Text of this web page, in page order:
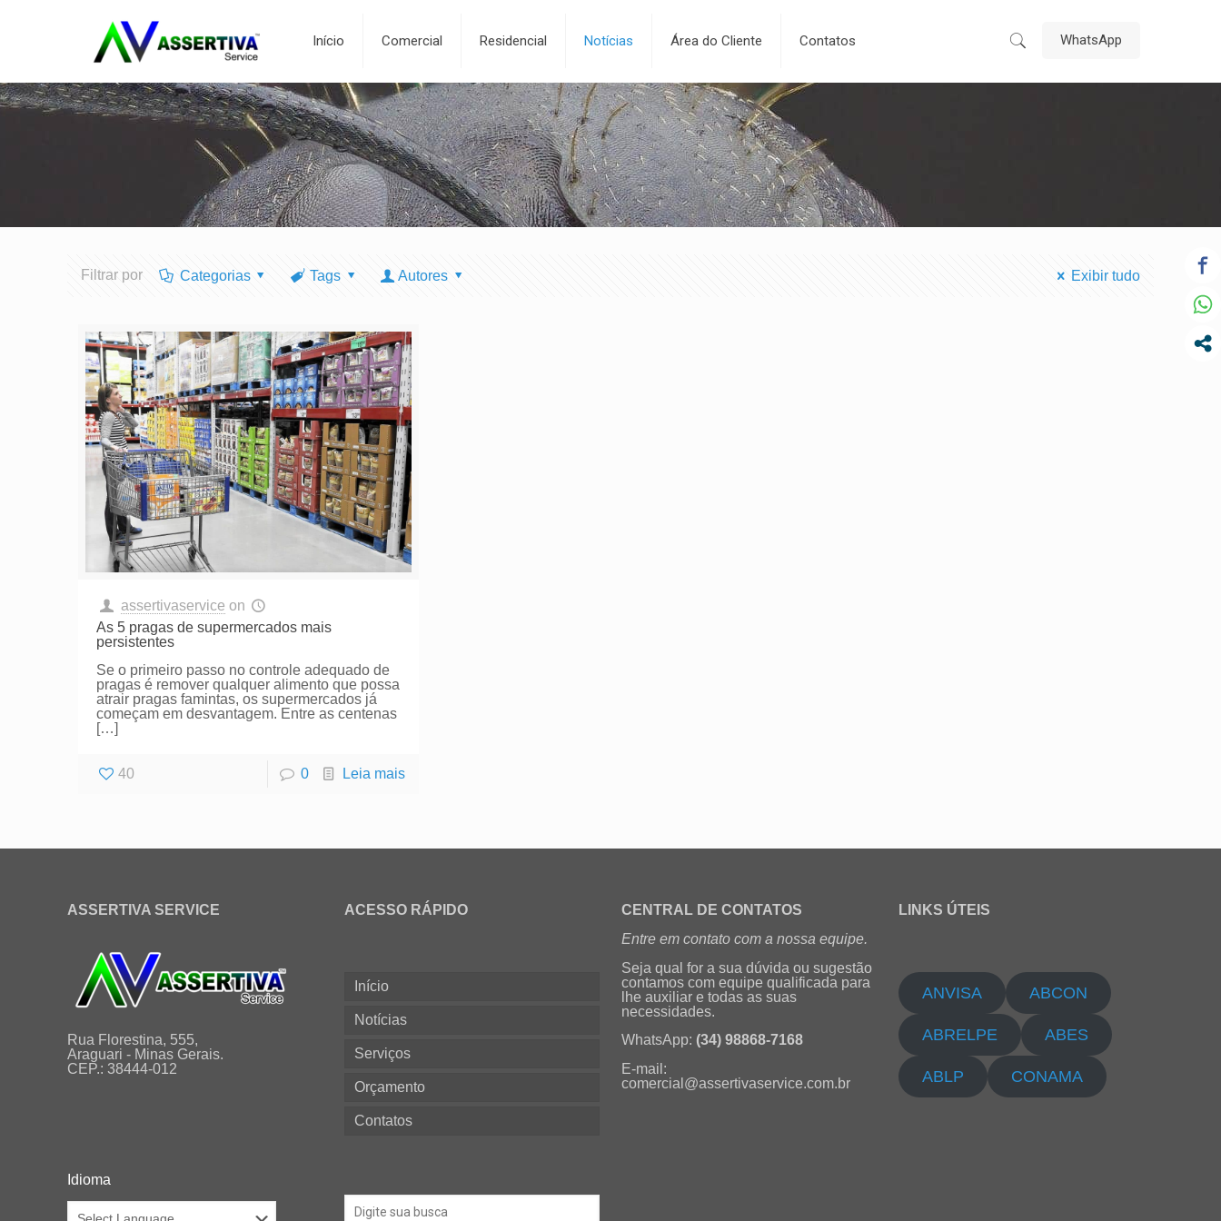
Início Comercial Residencial Notícias Área do Cliente Contatos WhatsApp
Filtrar por Categorias Tags Autores Exibir tudo
assertivaservice on
As 5 pragas de supermercados mais
persistentes
Se o primeiro passo no controle adequado de
pragas é remover qualquer alimento que possa
atrair pragas famintas, os supermercados já
começam em desvantagem. Entre as centenas
[…]
40 0 Leia mais
ASSERTIVA SERVICE
Rua Florestina, 555,
Araguari - Minas Gerais.
CEP.: 38444-012
Idioma
ACESSO RÁPIDO
Início
Notícias
Serviços
Orçamento
Contatos
CENTRAL DE CONTATOS
Entre em contato com a nossa equipe.
Seja qual for a sua dúvida ou sugestão
contamos com equipe qualificada para
lhe auxiliar e todas as suas
necessidades.
WhatsApp: (34) 98868-7168
E-mail:
comercial@assertivaservice.com.br
LINKS ÚTEIS
ANVISA ABCON
ABRELPE ABES
ABLP CONAMA